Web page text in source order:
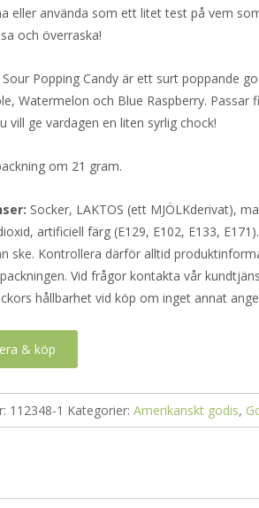
eller använda som ett litet test på vem
och överraska!
Popping Candy är ett surt poppande
Watermelon och Blue Raspberry. Passar
vill ge vardagen en liten syrlig chock!
om 21 gram.
Socker, LAKTOS (ett MJÖLKderivat),
artificiell färg (E129, E102, E133,
ske. Kontrollera därför alltid
Vid frågor kontakta vår
hållbarhet vid köp om inget annat
& köp
112348-1 Kategorier: Amerikanskt godis,